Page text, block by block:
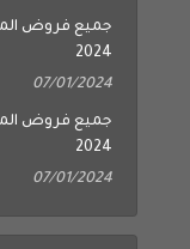
2024
07/01/2024
2024
07/01/2024